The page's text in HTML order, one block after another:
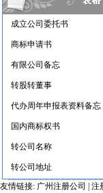
成立公司委托书
商标申请书
有限公司备忘
转股转董事
代办周年申报表资料备忘
国内商标权书
转公司名称
转公司地址
友情链接: 广州注册公司 注